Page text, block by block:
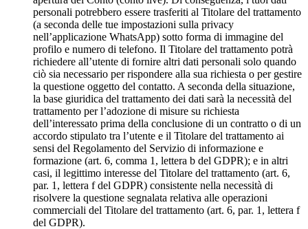
personali potrebbero essere trasferiti al Titolare del trattamento
(a seconda delle tue impostazioni sulla privacy
nell’applicazione WhatsApp) sotto forma di immagine del
profilo e numero di telefono. Il Titolare del trattamento potrà
richiedere all’utente di fornire altri dati personali solo quando
ciò sia necessario per rispondere alla sua richiesta o per gestire
la questione oggetto del contatto. A seconda della situazione,
la base giuridica del trattamento dei dati sarà la necessità del
trattamento per l’adozione di misure su richiesta
dell’interessato prima della conclusione di un contratto o di un
accordo stipulato tra l’utente e il Titolare del trattamento ai
sensi del Regolamento del Servizio di informazione e
formazione (art. 6, comma 1, lettera b del GDPR); e in altri
casi, il legittimo interesse del Titolare del trattamento (art. 6,
par. 1, lettera f del GDPR) consistente nella necessità di
risolvere la questione segnalata relativa alle operazioni
commerciali del Titolare del trattamento (art. 6, par. 1, lettera f
del GDPR).